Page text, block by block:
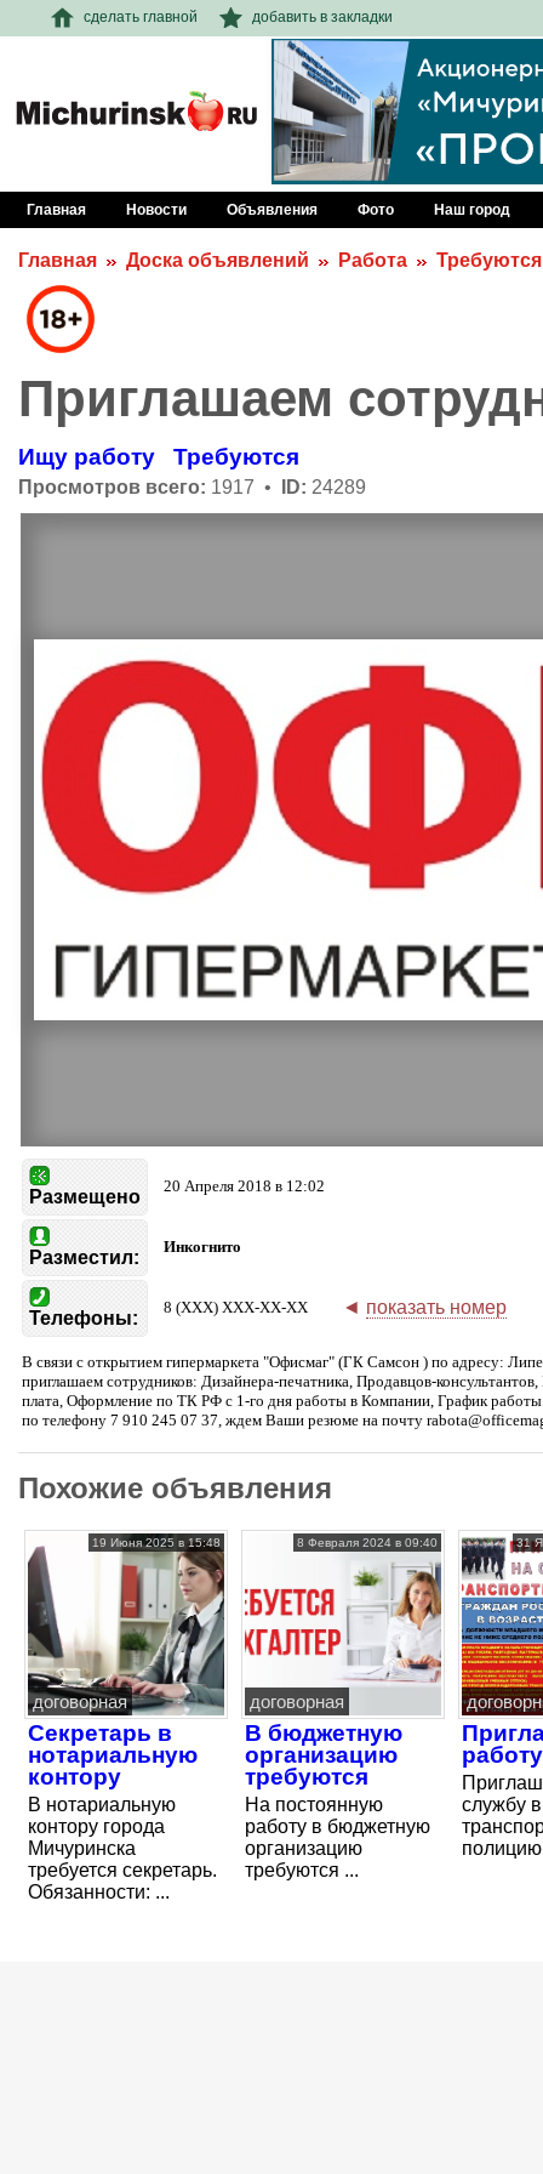
сделать главной добавить в закладки
Главная Новости Объявления Фото Наш город
Главная Доска объявлений Работа Требуются
Приглашаем
Ищу работу Требуются
Просмотров всего: 1917 • ID: 24289
Размещено
20 Апреля 2018 в 12:02
Разместил:
Инкогнито
Телефоны:
8 (XXX) XXX-XX-XX ◄ показать номер
В связи с открытием гипермаркета "Офисмаг" (ГК Самсон ) по адресу:
приглашаем сотрудников: Дизайнера-печатника, Продавцов-
плата, Оформление по ТК РФ с 1-го дня работы в Компании, График
по телефону 7 910 245 07 37, ждем Ваши резюме на почту
Похожие объявления
19 Июня 2025 в 15:48
договорная
Секретарь в
нотариальную
контору
В нотариальную
контору города
Мичуринска
требуется секретарь.
Обязанности: ...
8 Февраля 2024 в 09:40
договорная
В бюджетную
организацию
требуются
На постоянную
работу в бюджетную
организацию
требуются ...
31
работу
службу в
полицию